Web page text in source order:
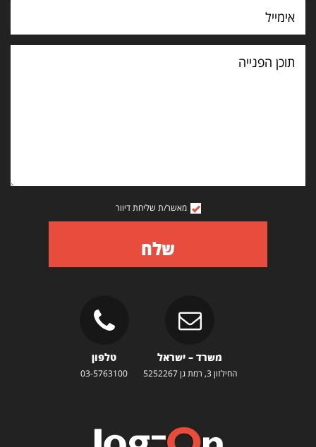
תוכן
הפנייה
מאשר/ת שליחת דיוור
שלח
משרד – ישראל
החילזון 3, רמת גן 5252267
טלפון
03-5763100